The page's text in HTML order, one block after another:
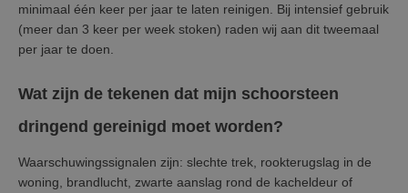
minimaal één keer per jaar te laten reinigen. Bij intensief gebruik
(meer dan 3 keer per week stoken) raden wij aan dit tweemaal
per jaar te doen.
Wat zijn de tekenen dat mijn schoorsteen
dringend gereinigd moet worden?
Waarschuwingssignalen zijn: slechte trek, rookterugslag in de
woning, brandlucht, zwarte aanslag rond de kacheldeur of